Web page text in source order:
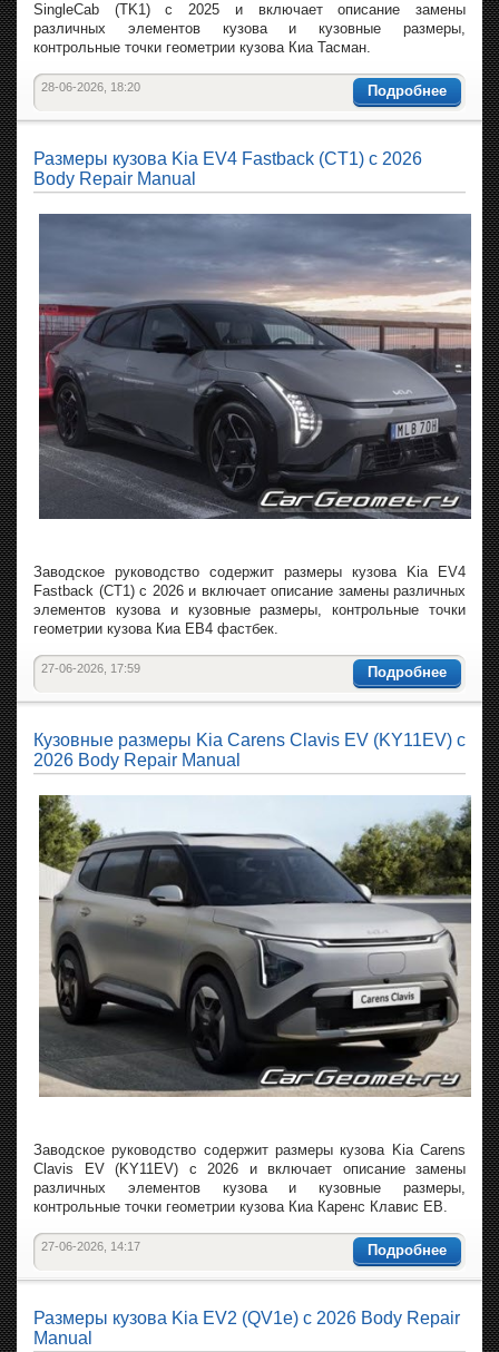
SingleCab (TK1) с 2025 и включает описание замены
различных элементов кузова и кузовные размеры,
контрольные точки геометрии кузова Киа Тасман.
Подробнее
28-06-2026, 18:20
Размеры кузова Kia EV4 Fastback (CT1) с 2026
Body Repair Manual
Заводское руководство содержит размеры кузова Kia EV4
Fastback (CT1) с 2026 и включает описание замены различных
элементов кузова и кузовные размеры, контрольные точки
геометрии кузова Киа ЕВ4 фастбек.
Подробнее
27-06-2026, 17:59
Кузовные размеры Kia Carens Clavis EV (KY11EV) с
2026 Body Repair Manual
Заводское руководство содержит размеры кузова Kia Carens
Clavis EV (KY11EV) с 2026 и включает описание замены
различных элементов кузова и кузовные размеры,
контрольные точки геометрии кузова Киа Каренс Клавис ЕВ.
Подробнее
27-06-2026, 14:17
Размеры кузова Kia EV2 (QV1e) с 2026 Body Repair
Manual